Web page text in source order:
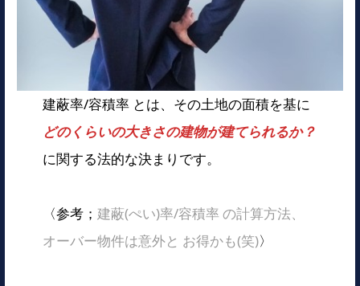
建蔽率/容積率 とは、その土地の面積を基に
どのくらいの大きさの建物が建てられるか？
に関する法的な決まりです。
〈参考；建蔽(ぺい)率/容積率 の計算方法、
オーバー物件は意外と お得かも(笑)〉